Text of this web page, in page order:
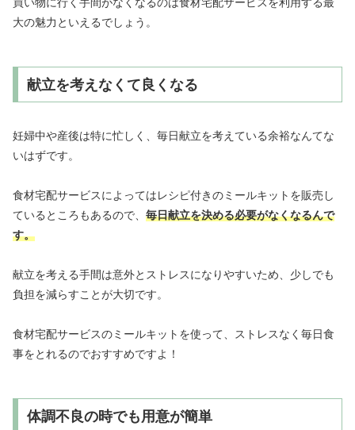
大の魅力といえるでしょう。
献立を考えなくて良くなる
妊婦中や産後は特に忙しく、毎日献立を考えている余裕なんてな
いはずです。
食材宅配サービスによってはレシピ付きのミールキットを販売し
ているところもあるので、 毎日献立を決める必要がなくなるんで
す。
献立を考える手間は意外とストレスになりやすいため、少しでも
負担を減らすことが大切です。
食材宅配サービスのミールキットを使って、ストレスなく毎日食
事をとれるのでおすすめですよ！
体調不良の時でも用意が簡単